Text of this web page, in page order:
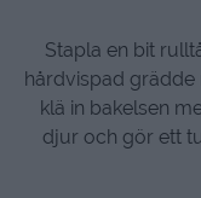
Stapla en bit
hårdvispad
klä in bakelsen
djur och gör ett